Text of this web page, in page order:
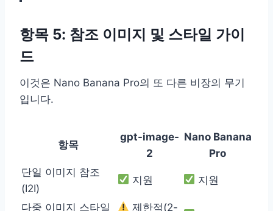
항목 5: 참조 이미지 및 스타일 가이
드
이것은 Nano Banana Pro의 또 다른 비장의 무기
입니다.
항목
gpt-image-
2
Nano Banana
Pro
단일 이미지 참조
(I2I)
지원 지원
다중 이미지 스타일 제한적(2-